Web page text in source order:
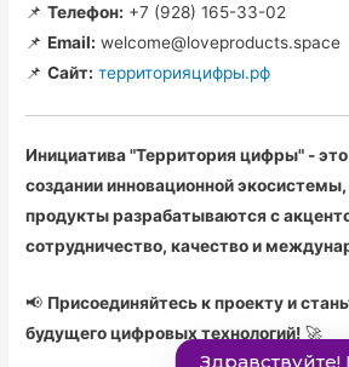
📌Телефон: +7 (928) 165-33-02
📌Email: welcome@loveproducts.space
📌Сайт: территорияцифры.рф
Инициатива "Территория цифры" -
создании инновационной
продукты разрабатываются с
сотрудничество, качество и
📢 Присоединяйтесь к проекту и
будущего цифровых технологий! 🚀